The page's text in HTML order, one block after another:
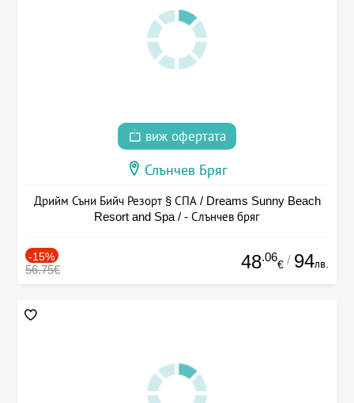
виж офертата
Слънчев Бряг
Дрийм Съни Бийч Резорт § СПА / Dreams Sunny Beach
Resort and Spa / - Слънчев бряг
-15%
56.75€ 48.06
€ / 94лв.